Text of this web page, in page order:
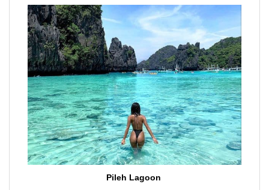
Pileh Lagoon